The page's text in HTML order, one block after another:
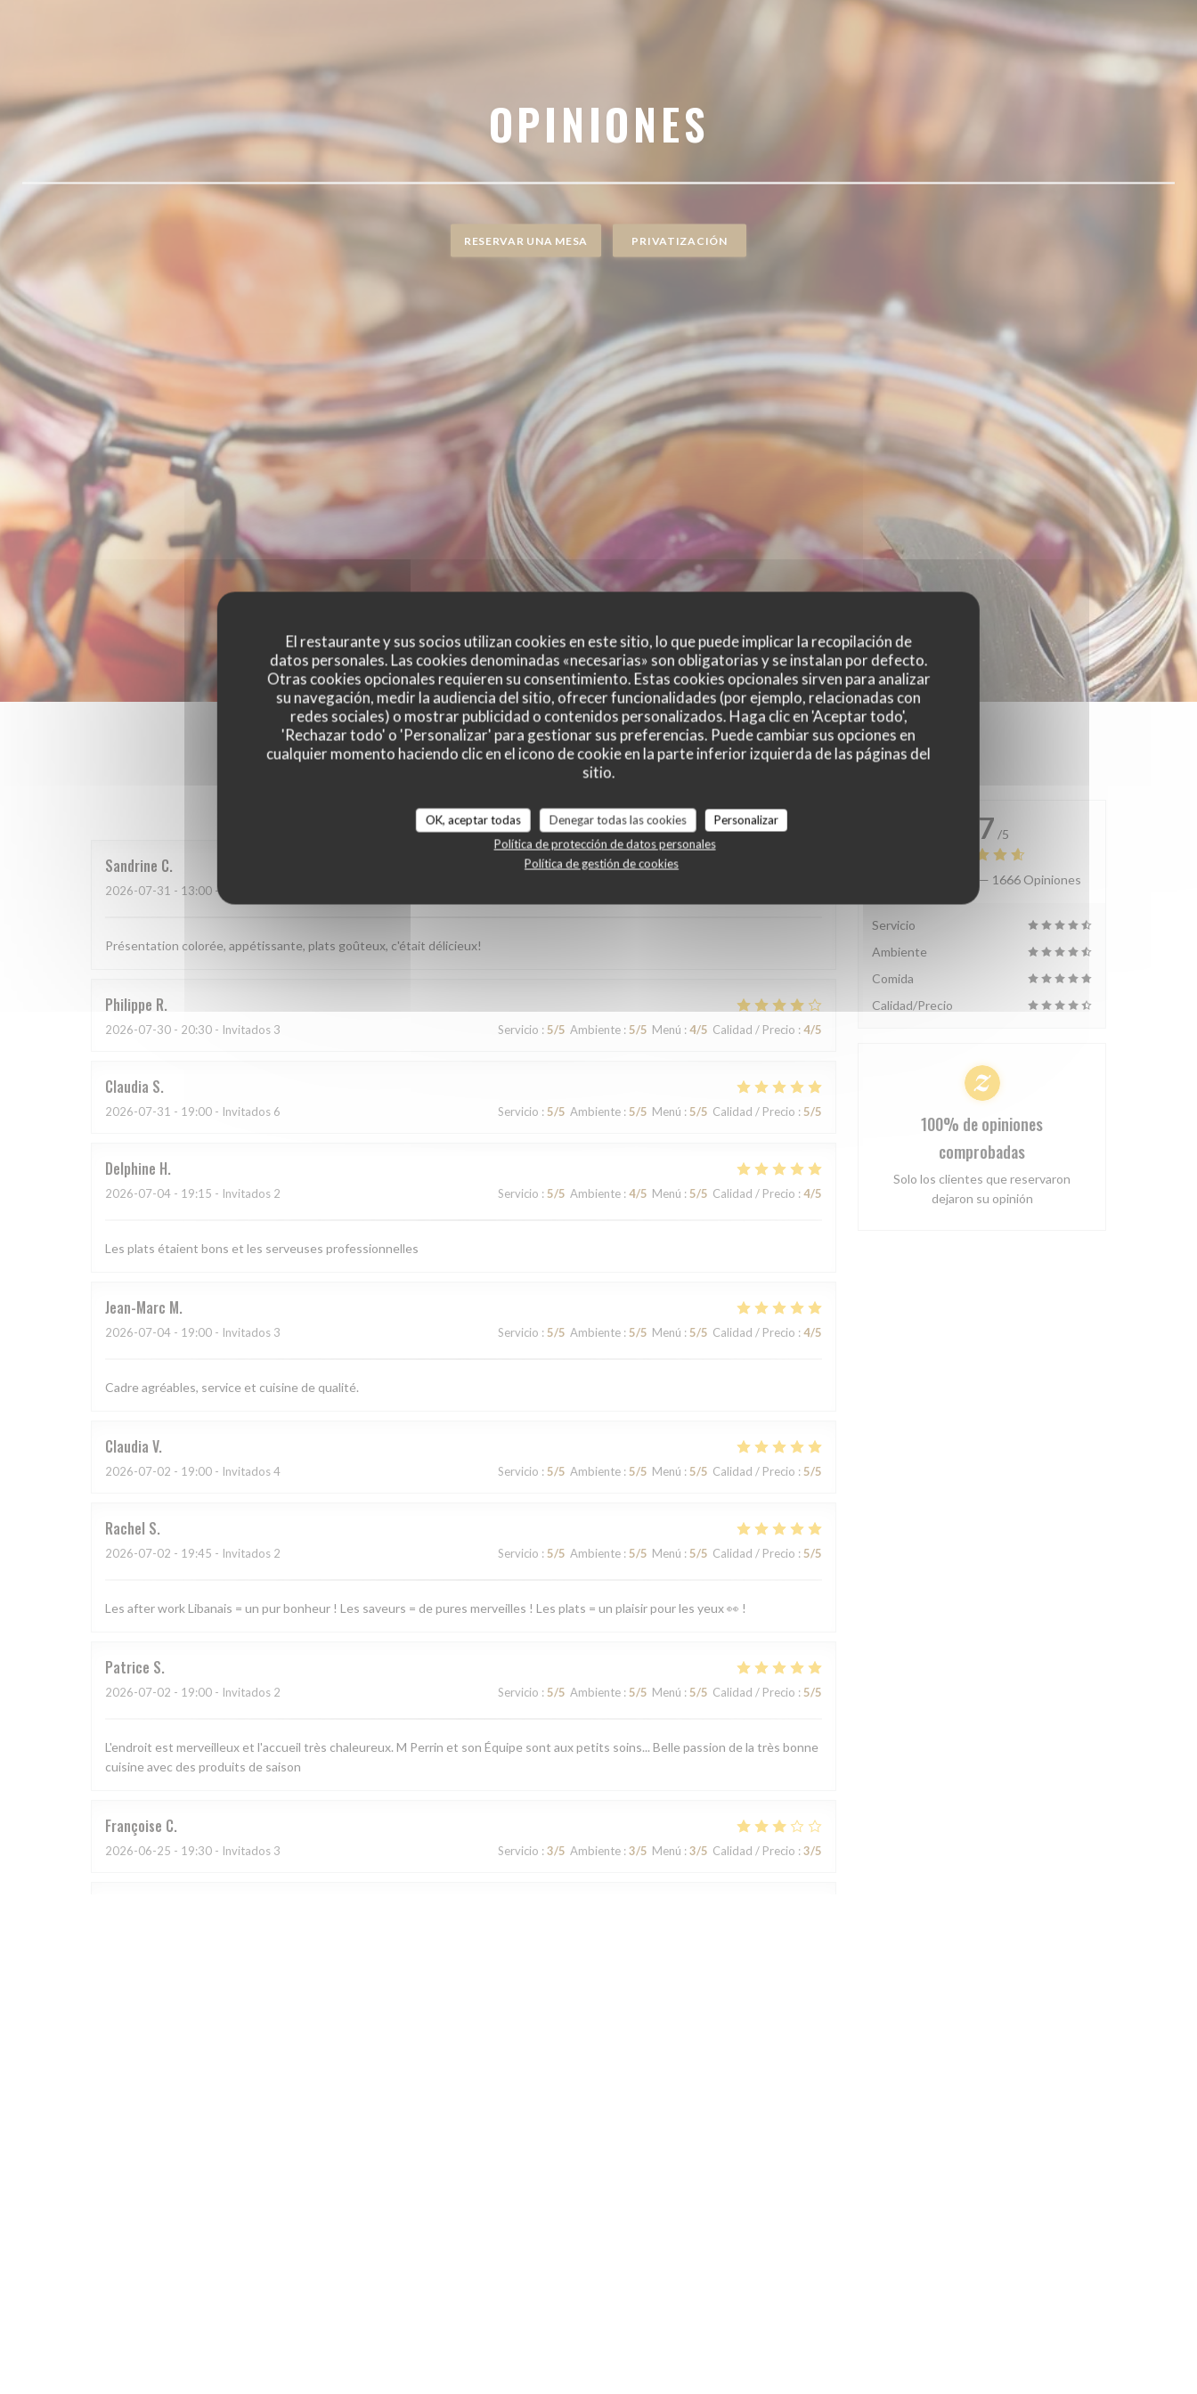
El restaurante y sus socios utilizan cookies en este sitio, lo que puede implicar la recopilación de
datos personales. Las cookies denominadas «necesarias» son obligatorias y se instalan por defecto.
Otras cookies opcionales requieren su consentimiento. Estas cookies opcionales sirven para analizar
su navegación, medir la audiencia del sitio, ofrecer funcionalidades (por ejemplo, relacionadas con
redes sociales) o mostrar publicidad o contenidos personalizados. Haga clic en 'Aceptar todo',
'Rechazar todo' o 'Personalizar' para gestionar sus preferencias. Puede cambiar sus opciones en
cualquier momento haciendo clic en el icono de cookie en la parte inferior izquierda de las páginas del
sitio.
OK, aceptar todas Denegar todas las cookies
Personalizar
Política de protección de datos personales
Política de gestión de cookies
OPINIONES
RESERVAR UNA MESA PRIVATIZACIÓN
Las opiniones de nuestros clientes
Sandrine C
2026-07-31 - 13:00 - Invitados 2
Présentation colorée, appétissante, plats goûteux, c'était délicieux!
Philippe R
2026-07-30 - 20:30 - Invitados 3 Servicio : 5/5 Ambiente : 5/5 Menú :4/5 Calidad / Precio : 4/5
Claudia S
2026-07-31 - 19:00 - Invitados 6 Servicio : 5/5 Ambiente : 5/5 Menú : 5/5 Calidad / Precio : 5/5
Delphine H
2026-07-04 - 19:15 - Invitados 2 Servicio : 5/5 Ambiente : 4/5 Menú : 5/5 Calidad / Precio : 4/5
Les plats étaient bons et les serveuses professionnelles
Jean-Marc M
2026-07-04 - 19:00 - Invitados 3 Servicio : 5/5 Ambiente : 5/5 Menú : 5/5 Calidad / Precio : 4/5
Cadre agréables, service et cuisine de qualité.
Claudia V
2026-07-02 - 19:00 - Invitados 4 Servicio : 5/5 Ambiente : 5/5 Menú : 5/5 Calidad / Precio : 5/5
Rachel S
2026-07-02 - 19:45 - Invitados 2 Servicio : 5/5 Ambiente : 5/5 Menú : 5/5 Calidad / Precio : 5/5
Les after work Libanais = un pur bonheur ! Les saveurs = de pures merveilles ! Les plats = un plaisir pour les yeux 👀 !
Patrice S
2026-07-02 - 19:00 - Invitados 2 Servicio : 5/5 Ambiente : 5/5 Menú : 5/5 Calidad / Precio : 5/5
L'endroit est merveilleux et l'accueil très chaleureux. M Perrin et son Équipe sont aux petits soins... Belle passion de la très bonne
cuisine avec des produits de saison
Françoise C
2026-06-25 - 19:30 - Invitados 3 Servicio : 3/5 Ambiente : 3/5 Menú : 3/5 Calidad / Precio : 3/5
4.7 /5
Valoración media — 1666 Opiniones
Servicio
Ambiente
Comida
Calidad/Precio
100% de opiniones
comprobadas
Solo los clientes que reservaron
dejaron su opinión